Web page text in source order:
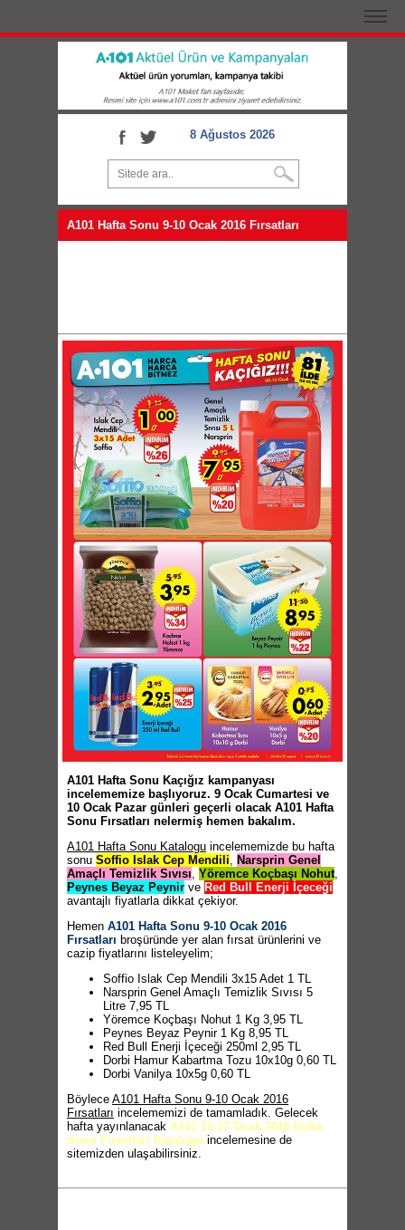
8 Ağustos 2026
A101 Hafta Sonu 9-10 Ocak 2016 Fırsatları
A101 Hafta Sonu Kaçığız kampanyası
incelememize başlıyoruz. 9 Ocak Cumartesi ve
10 Ocak Pazar günleri geçerli olacak A101 Hafta
Sonu Fırsatları nelermiş hemen bakalım.
A101 Hafta Sonu Katalogu incelememizde bu hafta
sonu Soffio Islak Cep Mendili, Narsprin Genel
Amaçlı Temizlik Sıvısı, Yöremce Koçbaşı Nohut,
Peynes Beyaz Peynir ve Red Bull Enerji İçeceği
avantajlı fiyatlarla dikkat çekiyor.
Hemen A101 Hafta Sonu 9-10 Ocak 2016
Fırsatları broşüründe yer alan fırsat ürünlerini ve
cazip fiyatlarını listeleyelim;
Soffio Islak Cep Mendili 3x15 Adet 1 TL
Narsprin Genel Amaçlı Temizlik Sıvısı 5
Litre 7,95 TL
Yöremce Koçbaşı Nohut 1 Kg 3,95 TL
Peynes Beyaz Peynir 1 Kg 8,95 TL
Red Bull Enerji İçeceği 250ml 2,95 TL
Dorbi Hamur Kabartma Tozu 10x10g 0,60 TL
Dorbi Vanilya 10x5g 0,60 TL
Böylece A101 Hafta Sonu 9-10 Ocak 2016
Fırsatları incelememizi de tamamladık. Gelecek
hafta yayınlanacak A101 16-17 Ocak 2016 Hafta
Sonu Fırsatları Katalogu incelemesine de
sitemizden ulaşabilirsiniz.